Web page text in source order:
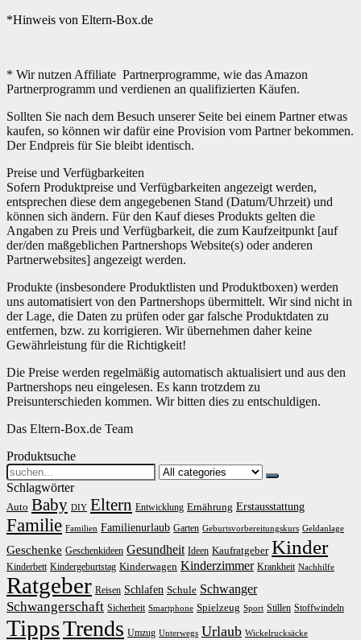
*Hinweis von Eltern-Box.de
* Wir nutzen Affiliate Partnerprogramme, wie das Amazon
Partnerprogramm und verdienen an qualifizierten Käufen.
Sollten Sie nach dem Besuch unserer Seite bei einem Partner etwas
kaufen, so können wir dafür eine Provision vom Partner bekommen.
Der Endpreis für Sie bleibt identisch.
Preise und Verfügbarkeiten
Sofern Produktpreise und Verfügbarkeiten angezeigt werden,
entsprechen diese dem angegebenen Stand (Datum/Uhrzeit) und
können sich ändern. Für den Kauf dieses Produkts gelten die
Angaben zu Preis und Verfügbarkeit, die zum Kaufzeitpunkt [auf
der/den maßgeblichen Partnershops Website(s) oder anderen
Partnerwebsites] angezeigt werden.
Produkte (insbesondere Produktlisten und Produktboxen) werden
uns automatisiert von den Partnershops übermittelt. Wir sind nicht in
der Lage, die Daten zu prüfen oder gar falsche Produktdaten zu
entfernen, bzw. zu korrigieren. Wir übernehmen daher keine
Gewährleistung für die Richtigkeit!
Die Preise werden regelmäßig automatisch aktualisiert und aus den
Partnershops neu eingelesen. Es kann trotzdem zu
Preisunterschieden kommen. Wir bitten dies zu entschuldigen.
Das Eltern-Box.de Team
Produktsuche
Search
for:
Schlagwörter
Auto Baby DIY Eltern Entwicklung Ernährung Erstausstattung
Familie Familien Familienurlaub Garten Geburtsvorbereitungskurs Geldanlage
Geschenke Geschenkideen Gesundheit Ideen Kaufratgeber Kinder
Kinderbett Kindergeburtstag Kinderwagen Kinderzimmer Krankheit Nachhilfe
Ratgeber Reisen Schlafen Schule Schwanger
Schwangerschaft Sicherheit Smartphone Spielzeug Sport Stillen Stoffwindeln
TippsTrends Umzug Unterwegs Urlaub Wickelrucksäcke